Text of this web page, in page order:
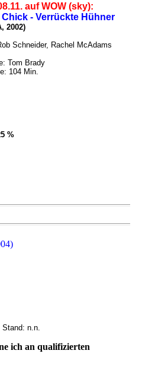
auf WOW (sky):
Chick - Verrückte Hühner
2002)
Schneider, Rachel McAdams
Tom Brady
104 Min.
%
n.n.
ich an qualifizierten